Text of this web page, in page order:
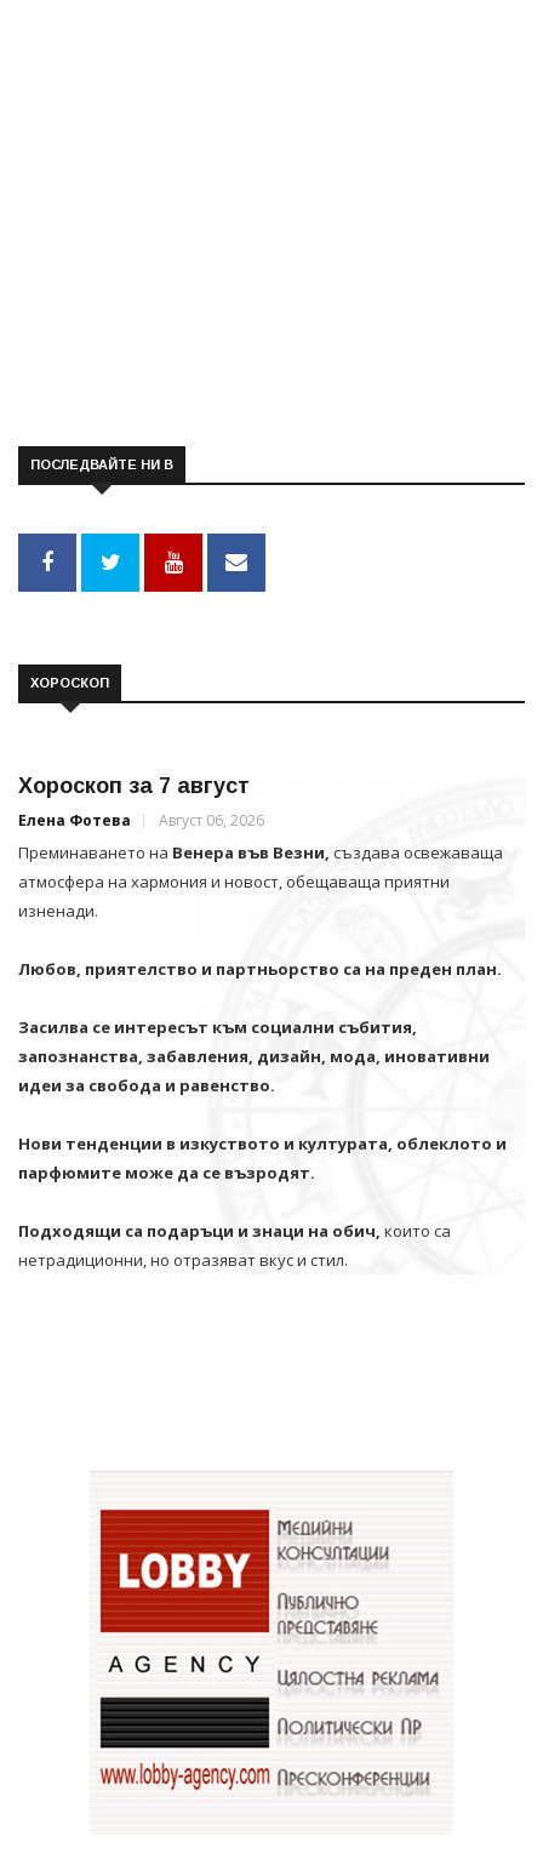
ПОСЛЕДВАЙТЕ НИ В
ХОРОСКОП
Хороскоп за 7 август
Елена Фотева Август 06, 2026
Преминаването на Венера във Везни, създава освежаваща
атмосфера на хармония и новост, обещаваща приятни
изненади.
Любов, приятелство и партньорство са на преден план.
Засилва се интересът към социални събития,
запознанства, забавления, дизайн, мода, иновативни
идеи за свобода и равенство.
Нови тенденции в изкуството и културата, облеклото и
парфюмите може да се възродят.
Подходящи са подаръци и знаци на обич, които са
нетрадиционни, но отразяват вкус и стил.